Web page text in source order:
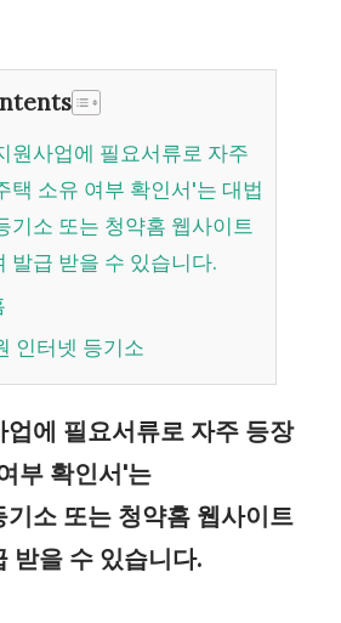
택 소유 여부 확인서'는 대법
기소 또는 청약홈 웹사이트
발급 받을 수 있습니다.
원 인터넷 등기소
에 필요서류로 자주 등장
부 확인서'는
소 또는 청약홈 웹사이트
받을 수 있습니다.